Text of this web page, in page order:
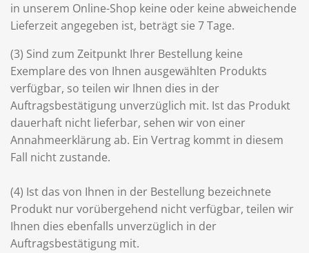
in unserem Online-Shop keine oder keine abweichende
Lieferzeit angegeben ist, beträgt sie 7 Tage.
(3) Sind zum Zeitpunkt Ihrer Bestellung keine
Exemplare des von Ihnen ausgewählten Produkts
verfügbar, so teilen wir Ihnen dies in der
Auftragsbestätigung unverzüglich mit. Ist das Produkt
dauerhaft nicht lieferbar, sehen wir von einer
Annahmeerklärung ab. Ein Vertrag kommt in diesem
Fall nicht zustande.
(4) Ist das von Ihnen in der Bestellung bezeichnete
Produkt nur vorübergehend nicht verfügbar, teilen wir
Ihnen dies ebenfalls unverzüglich in der
Auftragsbestätigung mit.